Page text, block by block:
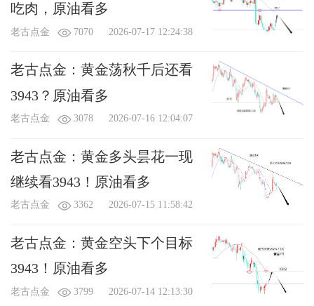
X 我要给“老古点金”送鲜花
您将赠送 （朵）鲜花给：老古点金
（1鲜花 = 0.1人民币=1金币）
吃肉，原油看多
老古点金 7070 2026-07-17 12:24:38
老古点金：黄金荡秋千后还看
3943？原油看多
老古点金 3078 2026-07-16 12:04:07
老古点金：黄金多头昙花一现
继续看3943！原油看多
老古点金 3362 2026-07-15 11:58:42
老古点金：黄金空头下个目标
3943！原油看多
老古点金 3799 2026-07-14 12:13:30